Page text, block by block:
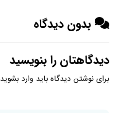
بدون دیدگاه
دیدگاهتان را بنویسید
برای نوشتن دیدگاه باید وارد بشوید